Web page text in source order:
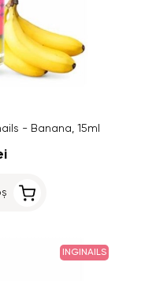
- Banana, 15ml
INGINAILS